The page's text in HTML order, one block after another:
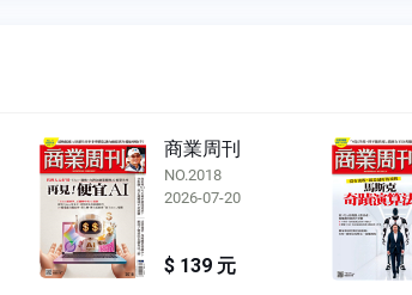
商業周刊
NO.2018
2026-07-20
$ 139 元